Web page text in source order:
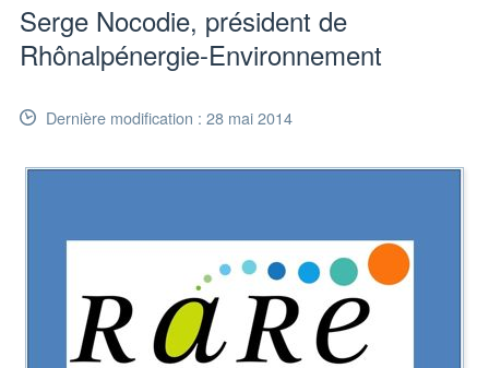
Serge Nocodie, président de
Rhônalpénergie-Environnement
Dernière modification : 28 mai 2014